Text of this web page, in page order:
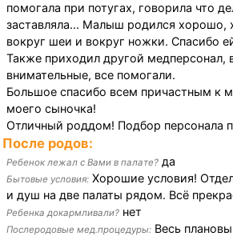
помогала при потугах, говорила что
заставляла... Малыш родился хорошо,
вокруг шеи и вокруг ножки. Спасибо
Также приходил другой медперсонал,
внимательные, все помогали.
Большое спасибо всем причастным к
моего сыночка!
Отличный роддом! Подбор персонала
После родов:
Ребенок лежал с Вами в палате? да
Бытовые условия: Хорошие условия!
и душ на две палаты рядом. Всё
Ребенка докармливали? нет
Послеродовые мед.процедуры: Весь